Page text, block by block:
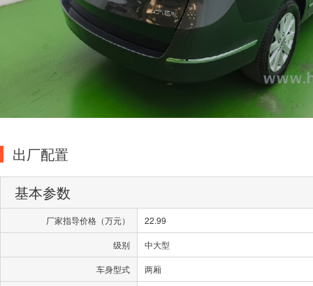
出厂配置
基本参数
厂家指导价格（万元） 22.99
级别 中大型
车身型式 两厢